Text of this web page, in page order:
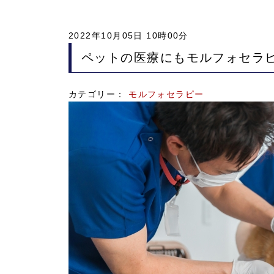
2022年10月05日 10時00分
ペットの医療にもモルフォセラ
カテゴリー： モルフォセラピー